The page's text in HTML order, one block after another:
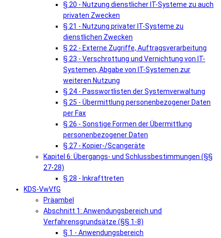
§ 20 - Nutzung dienstlicher IT-Systeme zu auch
privaten Zwecken
§ 21 - Nutzung privater IT-Systeme zu
dienstlichen Zwecken
§ 22 - Externe Zugriffe, Auftragsverarbeitung
§ 23 - Verschrottung und Vernichtung von IT-
Systemen, Abgabe von IT-Systemen zur
weiteren Nutzung
§ 24 - Passwortlisten der Systemverwaltung
§ 25 - Übermittlung personenbezogener Daten
per Fax
§ 26 - Sonstige Formen der Übermittlung
personenbezogener Daten
§ 27 - Kopier-/Scangeräte
Kapitel 6: Übergangs- und Schlussbestimmungen (§§
27-28)
§ 28 - Inkrafttreten
KDS-VwVfG
Präambel
Abschnitt 1: Anwendungsbereich und
Verfahrensgrundsätze (§§ 1-8)
§ 1 - Anwendungsbereich